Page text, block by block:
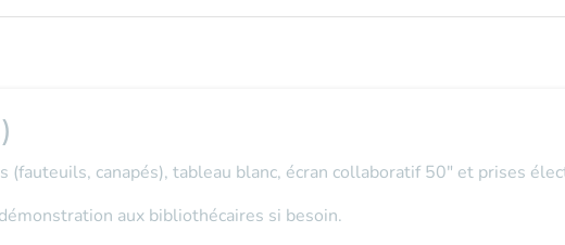
(fauteuils, canapés), tableau blanc, écran collaboratif 50" et prises
aux bibliothécaires si besoin.